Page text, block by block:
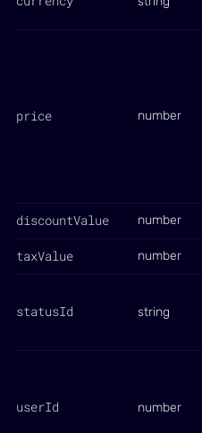
price number
discountValue number
taxValue number
statusId string
userId number